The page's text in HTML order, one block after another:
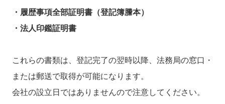
・履歴事項全部証明書（登記簿謄本）
・法人印鑑証明書
これらの書類は、登記完了の翌時以降、法務局の窓口・
または郵送で取得が可能になります。
会社の設立日ではありませんので注意してください。